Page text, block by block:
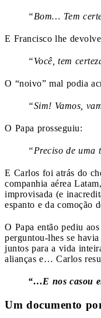
“Bom… Tem
E Francisco lhe
“Você, tem
O “noivo” mal podia
“Sim! Vamos,
O Papa prosseguiu:
“Preciso de uma
E Carlos foi atrás do
companhia aérea
improvisada (e
espanto e da comoção
O Papa então pediu
perguntou-lhes se
juntos para a vida
alianças e… Carlos
“…E nos casou
Um documento